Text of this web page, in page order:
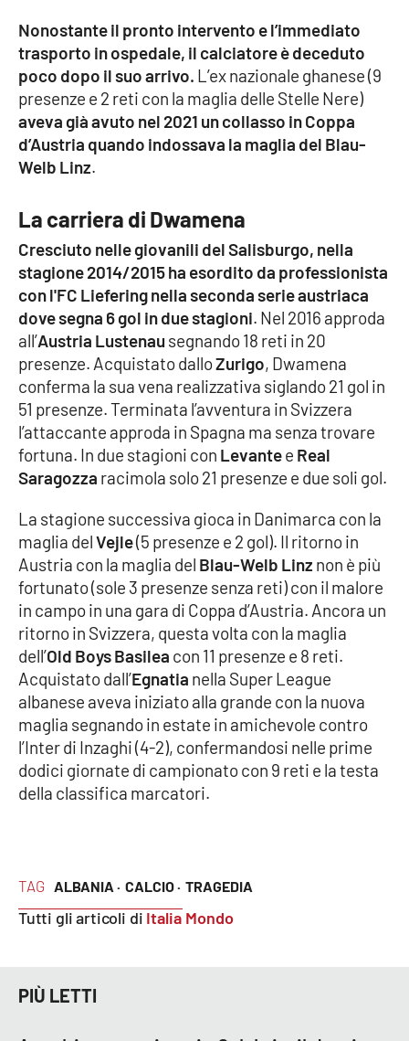
Economia e Lavoro
Politica
Sanità
Società
Sport
RUBRICHE
Good Morning Vietnam
Parchi Marini Calabria
Leggendo Alvaro insieme
Imprese Di Calabria
Le perfidie di Antonella Grippo
Venti di comunicazione
STREAMING
LaC TV
LaC Network
LaC OnAir
Crotone
TAG ALBANIA · CALCIO · TRAGEDIA
Tutti gli articoli di Italia Mondo
Nonostante il pronto intervento e l’immediato
trasporto in ospedale, il calciatore è deceduto
poco dopo il suo arrivo. L’ex nazionale ghanese (9
presenze e 2 reti con la maglia delle Stelle Nere)
aveva già avuto nel 2021 un collasso in Coppa
d’Austria quando indossava la maglia del Blau-
Welb Linz.
La carriera di Dwamena
Cresciuto nelle giovanili del Salisburgo, nella
stagione 2014/2015 ha esordito da professionista
con l'FC Liefering nella seconda serie austriaca
dove segna 6 gol in due stagioni. Nel 2016 approda
all’Austria Lustenau segnando 18 reti in 20
presenze. Acquistato dalloZurigo, Dwamena
conferma la sua vena realizzativa siglando 21 gol in
51 presenze. Terminata l’avventura in Svizzera
l’attaccante approda in Spagna ma senza trovare
fortuna. In due stagioni con Levantee Real
Saragozza racimola solo 21 presenze e due soli gol.
La stagione successiva gioca in Danimarca con la
maglia delVejle(5 presenze e 2 gol). Il ritorno in
Austria con la maglia del Blau-Welb Linz non è più
fortunato (sole 3 presenze senza reti) con il malore
in campo in una gara di Coppa d’Austria. Ancora un
ritorno in Svizzera, questa volta con la maglia
dell’Old Boys Basilea con 11 presenze e 8 reti.
Acquistato dall’Egnatia nella Super League
albanese aveva iniziato alla grande con la nuova
maglia segnando in estate in amichevole contro
l’Inter di Inzaghi (4-2), confermandosi nelle prime
dodici giornate di campionato con 9 reti e la testa
della classifica marcatori.
PIÙ LETTI